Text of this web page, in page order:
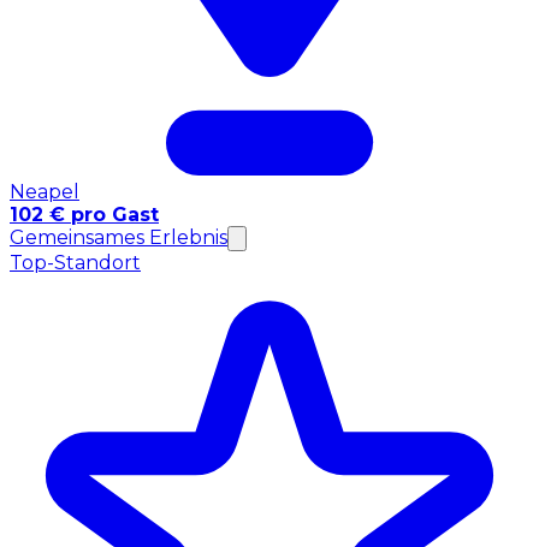
Neapel
102 € pro Gast
Gemeinsames Erlebnis
Top-Standort